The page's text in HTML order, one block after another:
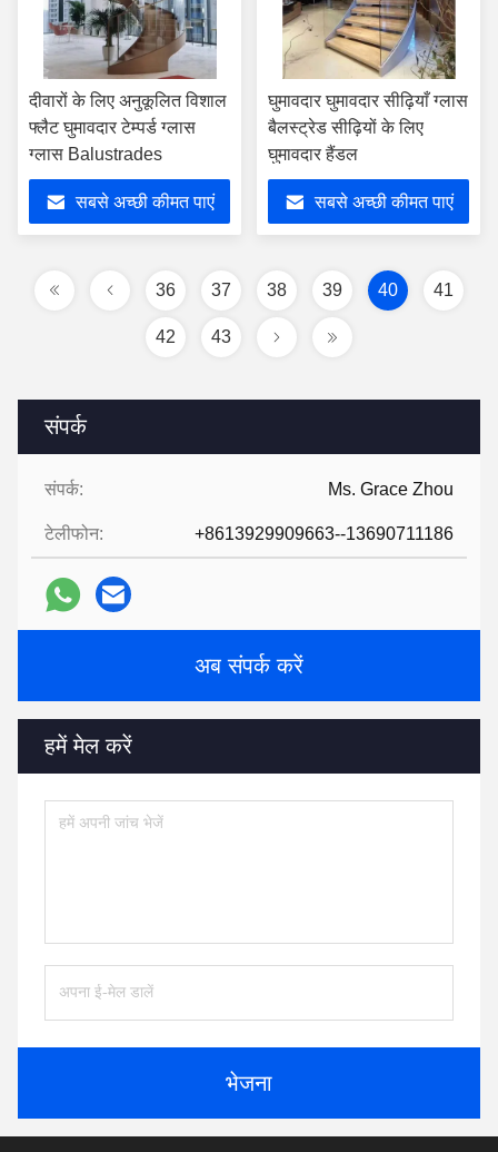
संपर्क
संपर्क: Ms. Grace Zhou
टेलीफोन: +8613929909663--13690711186
अब संपर्क करें
हमें मेल करें
भेजना
दीवारों के लिए अनुकूलित विशाल
फ्लैट घुमावदार टेम्पर्ड ग्लास
ग्लास Balustrades
सबसे अच्छी कीमत पाएं
घुमावदार घुमावदार सीढ़ियाँ ग्लास
बैलस्ट्रेड सीढ़ियों के लिए
घुमावदार हैंडल
सबसे अच्छी कीमत पाएं
36 37 38 39 40 41
42 43